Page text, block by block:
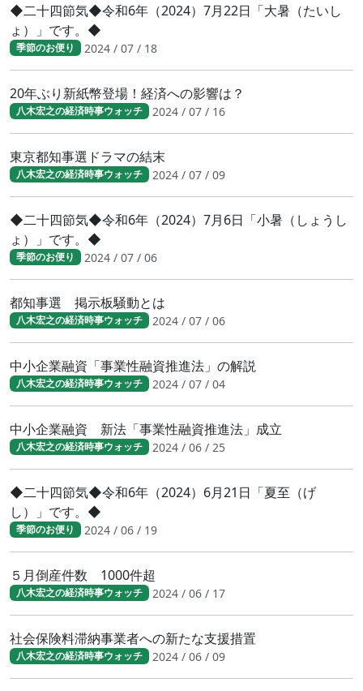
◆二十四節気◆令和6年（2024）7月22日「大暑（たいし
ょ）」です。◆
季節のお便り 2024 / 07 / 18
20年ぶり新紙幣登場！経済への影響は？
八木宏之の経済時事ウォッチ 2024 / 07 / 16
東京都知事選ドラマの結末
八木宏之の経済時事ウォッチ 2024 / 07 / 09
◆二十四節気◆令和6年（2024）7月6日「小暑（しょうし
ょ）」です。◆
季節のお便り 2024 / 07 / 06
都知事選 掲示板騒動とは
八木宏之の経済時事ウォッチ 2024 / 07 / 06
中小企業融資「事業性融資推進法」の解説
八木宏之の経済時事ウォッチ 2024 / 07 / 04
中小企業融資 新法「事業性融資推進法」成立
八木宏之の経済時事ウォッチ 2024 / 06 / 25
◆二十四節気◆令和6年（2024）6月21日「夏至（げ
し）」です。◆
季節のお便り 2024 / 06 / 19
５月倒産件数 1000件超
八木宏之の経済時事ウォッチ 2024 / 06 / 17
社会保険料滞納事業者への新たな支援措置
八木宏之の経済時事ウォッチ 2024 / 06 / 09